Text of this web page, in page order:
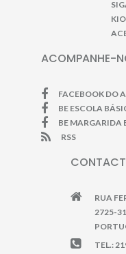
ACOMPANHE-
FACEBOOK DO
BE ESCOLA
BE MARGARIDA
RSS
RUA
2725-
TEL.: